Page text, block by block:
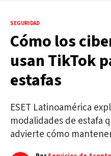
SEGURIDAD
Cómo los
usan TikTok
estafas
ESET Latinoamérica
modalidades de estafa
advierte cómo